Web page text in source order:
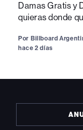
Damas Gratis y
quieras donde
Por Billboard
hace 2 días